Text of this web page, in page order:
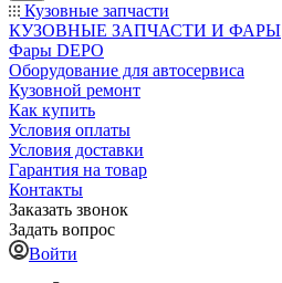
Кузовные запчасти
КУЗОВНЫЕ ЗАПЧАСТИ И ФАРЫ
Фары DEPO
Оборудование для автосервиса
Кузовной ремонт
Как купить
Условия оплаты
Условия доставки
Гарантия на товар
Контакты
Заказать звонок
Задать вопрос
Войти